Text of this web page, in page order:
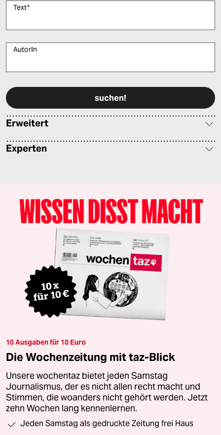
Text*
AutorIn
Erweitert
Experten
10 Ausgaben für 10 Euro
Die Wochenzeitung mit taz-Blick
Unsere wochentaz bietet jeden Samstag
Journalismus, der es nicht allen recht macht und
Stimmen, die woanders nicht gehört werden. Jetzt
zehn Wochen lang kennenlernen.
Jeden Samstag als gedruckte Zeitung frei Haus